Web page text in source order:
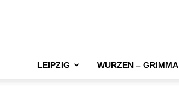
LEIPZIG WURZEN – GRIMMA